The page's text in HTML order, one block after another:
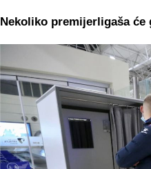
Nekoliko premijerligaša